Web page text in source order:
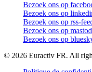
Bezoek ons op
Bezoek ons op
Bezoek ons op rss-
Bezoek ons op
Bezoek ons op
© 2026 Euractiv FR. All